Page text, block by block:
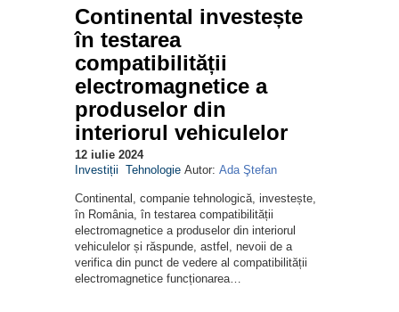
Continental investește
în testarea
compatibilității
electromagnetice a
produselor din
interiorul vehiculelor
12 iulie 2024
Investiții Tehnologie Autor: Ada Ştefan
Continental, companie tehnologică, investește,
în România, în testarea compatibilității
electromagnetice a produselor din interiorul
vehiculelor și răspunde, astfel, nevoii de a
verifica din punct de vedere al compatibilității
electromagnetice funcționarea…